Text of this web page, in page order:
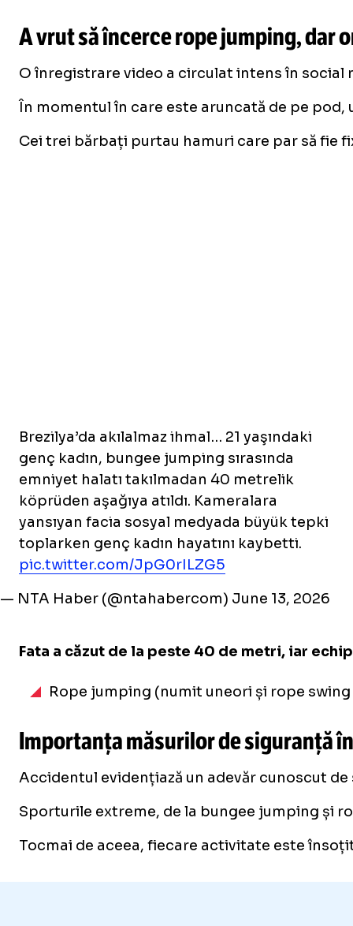
A vrut să încerce rope jumping, dar
O înregistrare video a circulat intens în social
În momentul în care este aruncată de pe
Cei trei bărbați purtau hamuri care par să fie
Brezilya’da akılalmaz ihmal… 21 yaşındaki
genç kadın, bungee jumping sırasında
emniyet halatı takılmadan 40 metrelik
köprüden aşağıya atıldı. Kameralara
yansıyan facia sosyal medyada büyük tepki
toplarken genç kadın hayatını kaybetti.
pic.twitter.com/JpG0rILZG5
— NTA Haber (@ntahabercom) June 13, 2026
Fata a căzut de la peste 40 de metri, iar
Rope jumping (numit uneori și rope
Importanța măsurilor de siguranță
Accidentul evidențiază un adevăr cunoscut
Sporturile extreme, de la bungee jumping și
Tocmai de aceea, fiecare activitate este